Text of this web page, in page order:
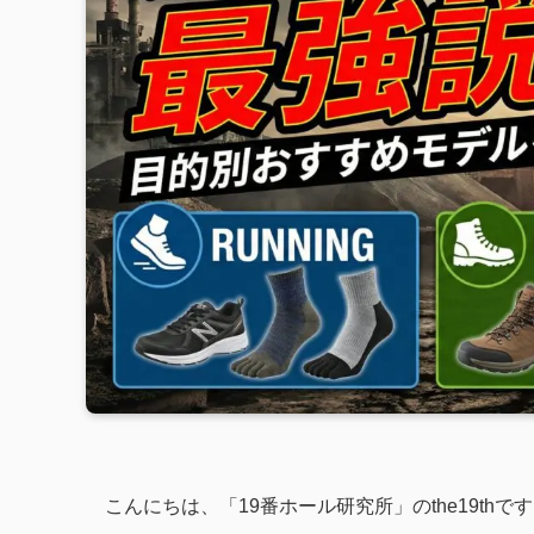
こんにちは、「19番ホール研究所」のthe19thで